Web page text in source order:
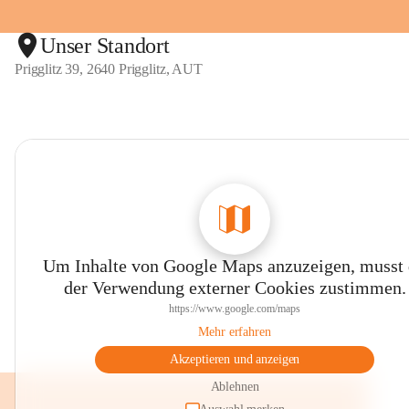
Unser Standort
Prigglitz 39, 2640 Prigglitz, AUT
Um Inhalte von Google Maps anzuzeigen, musst
der Verwendung externer Cookies zustimmen.
https://www.google.com/maps
Mehr erfahren
Akzeptieren und anzeigen
Ablehnen